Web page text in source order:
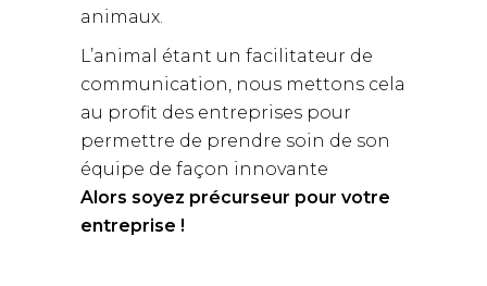
animaux.
L’animal étant un facilitateur de
communication, nous mettons cela
au profit des entreprises pour
permettre de prendre soin de son
équipe de façon innovante
Alors soyez précurseur pour votre
entreprise !